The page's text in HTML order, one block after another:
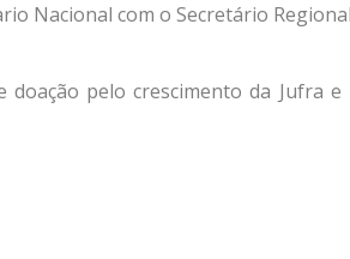
Nacional com o Secretário Regional
pelo crescimento da Jufra